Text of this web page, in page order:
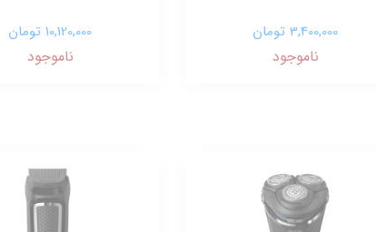
3,400,000 تومان
ناموجود
10,120,000 تومان
ناموجود